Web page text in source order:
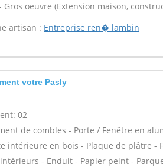
Gros oeuvre (Extension maison,
artisan : Entreprise ren� lambin
votre Pasly
02
de combles - Porte / Fenêtre en
intérieure en bois - Plaque de plâtre
- Enduit - Papier peint -